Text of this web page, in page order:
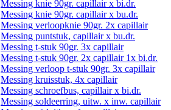
Messing knie 90gr. capillair x bi.dr.
Messing knie 90gr. capillair x bu.dr.
Messing verloopknie 90gr. 2x capillair
Messing puntstuk, capillair x bu.dr.
Messing t-stuk 90gr. 3x capillair
Messing t-stuk 90gr. 2x capillair 1x bi.dr.
Messing verloop t-stuk 90gr. 3x capillair
Messing kruisstuk, 4x capillair
Messing schroefbus, capillair x bi.dr.
Messing soldeerring, uitw. x inw. capillair